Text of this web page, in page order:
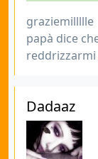
graziemillllle
papà dice
Dadaaz